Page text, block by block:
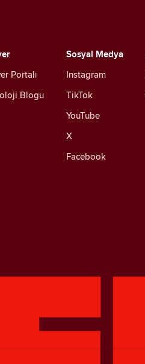
Sosyal Medya
Instagram
TikTok
YouTube
X
Facebook
Portalı
Blogu